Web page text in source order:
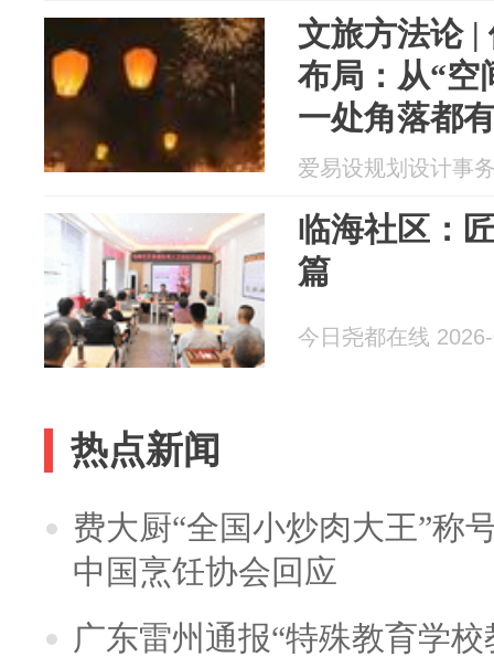
文旅方法论 |
布局：从“空
一处角落都
爱易设规划设计事
临海社区：
篇
今日尧都在线
热点新闻
费大厨“全国小炒肉大王”称
中国烹饪协会回应
广东雷州通报“特殊教育学